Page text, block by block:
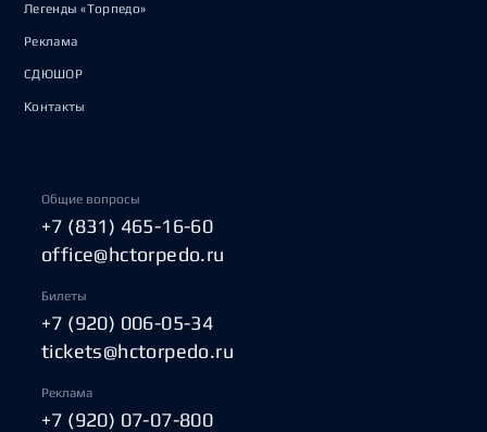
Легенды «Торпедо»
Реклама
СДЮШОР
Контакты
Общие вопросы
+7 (831) 465-16-60
office@hctorpedo.ru
Билеты
+7 (920) 006-05-34
tickets@hctorpedo.ru
Реклама
+7 (920) 07-07-800